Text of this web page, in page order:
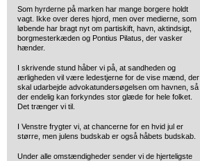
Som hyrderne på marken har mange borgere holdt
vagt. Ikke over deres hjord, men over medierne, som
løbende har bragt nyt om partiskift, havn, aktindsigt,
borgmesterkæden og Pontius Pilatus, der vasker
hænder.
I skrivende stund håber vi på, at sandheden og
ærligheden vil være ledestjerne for de vise mænd, der
skal udarbejde advokatundersøgelsen om havnen, så
der endelig kan forkyndes stor glæde for hele folket.
Det trænger vi til.
I Venstre frygter vi, at chancerne for en hvid jul er
større, men julens budskab er også håbets budskab.
Under alle omstændigheder sender vi de hjerteligste